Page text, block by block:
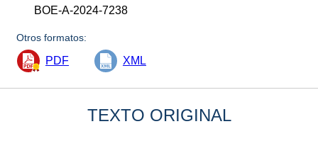
BOE-A-2024-7238
Otros formatos:
PDF XML
TEXTO ORIGINAL